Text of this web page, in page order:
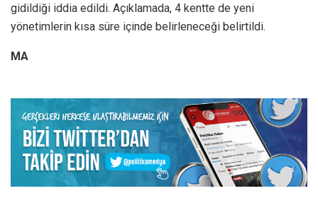
gidildiği iddia edildi. Açıklamada, 4 kentte de yeni
yönetimlerin kısa süre içinde belirleneceği belirtildi.
MA